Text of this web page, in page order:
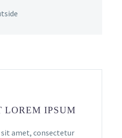
LOREM IPSUM
amet, consectetur